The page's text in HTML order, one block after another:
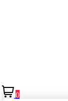
0